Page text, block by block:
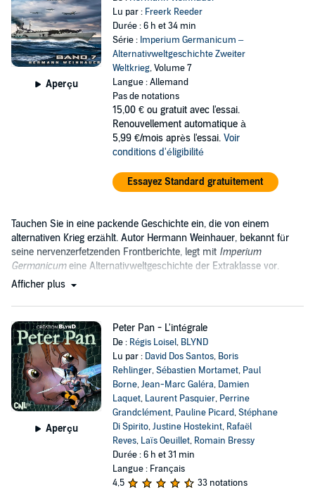
Aperçu
Lu par : Freerk Reeder
Durée : 6 h et 34 min
Série : Imperium Germanicum –
Alternativweltgeschichte Zweiter
Weltkrieg, Volume 7
Langue : Allemand
Pas de notations
15,00 € ou gratuit avec l'essai.
Renouvellement automatique à
5,99 €/mois après l'essai. Voir
conditions d'éligibilité
Essayez Standard gratuitement
Tauchen Sie in eine packende Geschichte ein, die von einem
alternativen Krieg erzählt. Autor Hermann Weinhauer, bekannt für
seine nervenzerfetzenden Frontberichte, legt mit Imperium
Germanicumeine Alternativweltgeschichte der Extraklasse vor.
Afficher plus
Aperçu
Peter Pan - L'intégrale
De : Régis Loisel, BLYND
Lu par : David Dos Santos, Boris
Rehlinger,Sébastien Mortamet, Paul
Borne,Jean-Marc Galéra, Damien
Laquet, Laurent Pasquier, Perrine
Grandclément, Pauline Picard,Stéphane
Di Spirito,Justine Hostekint, Rafaël
Reves, Laïs Oeuillet, Romain Bressy
Durée : 6 h et 31 min
Langue : Français
4,5
33 notations